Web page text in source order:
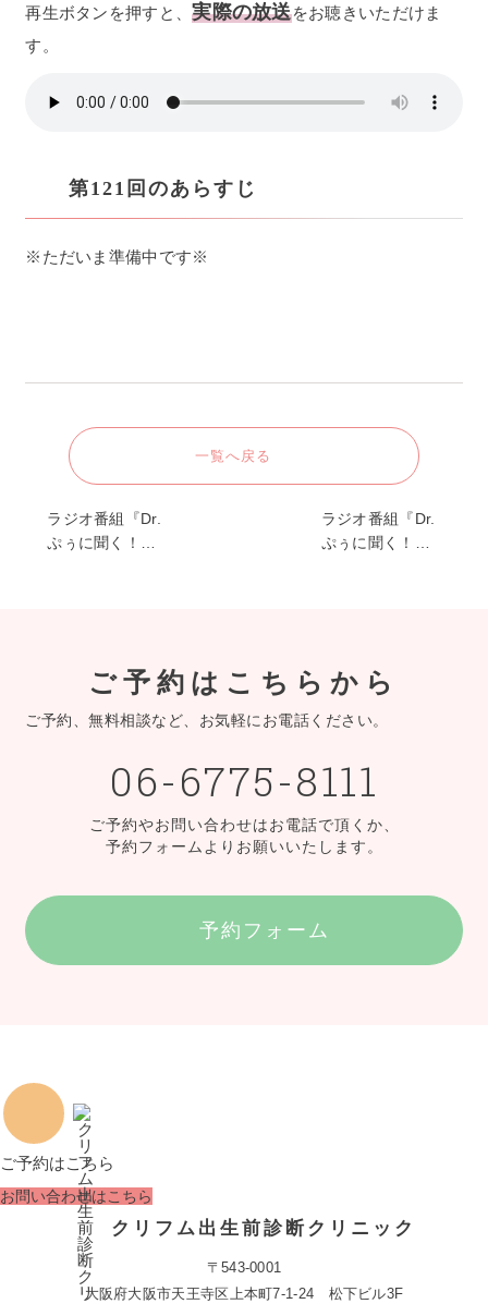
再生ボタンを押すと、実際の放送をお聴きいただけま
す。
第121回のあらすじ
※ただいま準備中です※
一覧へ戻る
ラジオ番組『Dr.
ぷぅに聞く！…
ラジオ番組『Dr.
ぷぅに聞く！…
ご予約はこちらから
ご予約、無料相談など、お気軽にお電話ください。
06-6775-8111
ご予約やお問い合わせはお電話で頂くか、
予約フォームよりお願いいたします。
予約フォーム
ご予約はこちら
お問い合わせはこちら
クリフム出生前診断クリニック
〒543-0001
大阪府大阪市天王寺区上本町7-1-24 松下ビル3F